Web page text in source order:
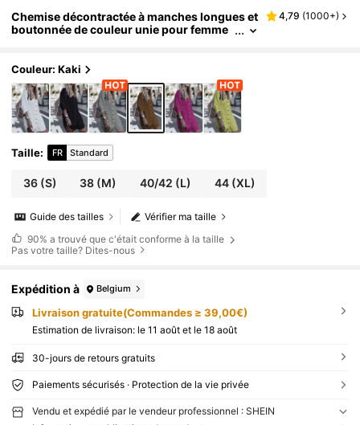
Chemise décontractée à manches longues et
boutonnée de couleur unie pour femme
4,79 (1000+)
Couleur: Kaki
Taille: FR Standard
36(S) 38 (M) 40/42 (L) 44(XL)
Vérifier ma taille
Guide des tailles
90% a trouvé que c'était conforme à la taille
Pas votre taille? Dites-nous
Expédition à Belgium
Livraison gratuite(Commandes ≥ 39,00€)
Estimation de livraison: le 11 août et le 18 août
30-jours de retours gratuits
Paiements sécurisés · Protection de la vie privée
Vendu et expédié par le vendeur professionnel : SHEIN